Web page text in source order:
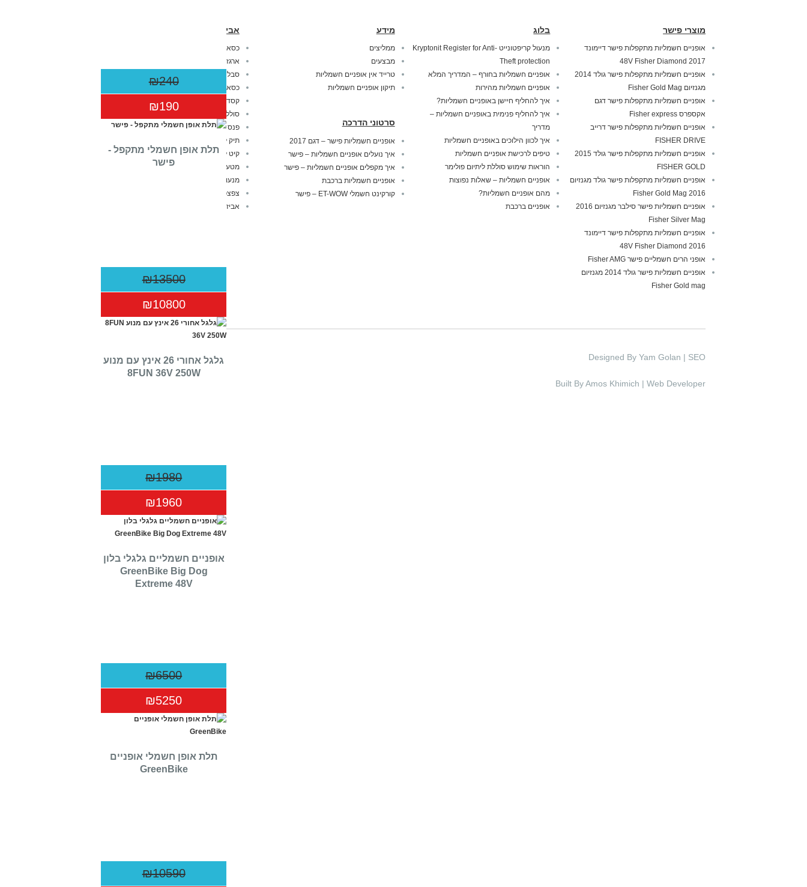
₪240
₪190
תלת אופן חשמלי מתקפל -
פישר
₪13500
₪10800
גלגל אחורי 26 אינץ עם מנוע
8FUN 36V 250W
₪1980
₪1960
אופניים חשמליים גלגלי בלון
GreenBike Big Dog
Extreme 48V
₪6500
₪5250
תלת אופן חשמלי אופניים
GreenBike
₪10590
מוצרי פישר
אופניים חשמליות מתקפלות פישר דיימונד
2017 48V Fisher Diamond
אופניים חשמליות מתקפלות פישר גולד 2014
מגנזיום Fisher Gold Mag
אופניים חשמליות מתקפלות פישר דגם
אקספרס Fisher express
אופניים חשמליות מתקפלות פישר דרייב
FISHER DRIVE
אופניים חשמליות מתקפלות פישר גולד 2015
FISHER GOLD
אופניים חשמליות מתקפלות פישר גולד מגנזיום
2016 Fisher Gold Mag
אופניים חשמליות פישר סילבר מגנזיום 2016
Fisher Silver Mag
אופניים חשמליות מתקפלות פישר דיימונד
2016 48V Fisher Diamond
אופני הרים חשמליים פישר Fisher AMG
אופניים חשמליות פישר גולד 2014 מגנזיום
Fisher Gold mag
בלוג
מנעול קריפטונייט Kryptonit Register for Anti-
Theft protection
אופניים חשמליות בחורף – המדריך המלא
אופניים חשמליות מהירות
איך להחליף חיישן באופניים חשמליות?
איך להחליף פנימית באופניים חשמליות –
מדריך
איך לכוון הילוכים באופניים חשמליות
טיפים לרכישת אופניים חשמליות
הוראות שימוש סוללת ליתיום פולימר
אופניים חשמליות – שאלות נפוצות
מהם אופניים חשמליות?
אופניים ברכבת
מידע
ממליצים
מבצעים
טרייד אין אופניים חשמליות
תיקון אופניים חשמליות
סרטוני הדרכה
אופניים חשמליות פישר – דגם 2017
איך נועלים אופניים חשמליות – פישר
איך מקפלים אופניים חשמליות – פישר
אופניים חשמליות ברכבת
קורקינט חשמלי ET-WOW – פישר
אביזרים לאופניים חשמליות
כסא לאופניים
ארגז לאופניים חשמליות
סבל לאופניים
כסא אופניים לתינוק
קסדה לאופניים
סוללה לאופניים חשמליות
פנס לאופניים
תיק לאופניים
קיט לאופניים חשמליות
מטען לאופניים חשמליות
מנעול לאופניים חשמליים
צפצפה לאופניים
אביזרים כללי
Designed By Yam Golan | SEO
Built By Amos Khimich | Web Developer